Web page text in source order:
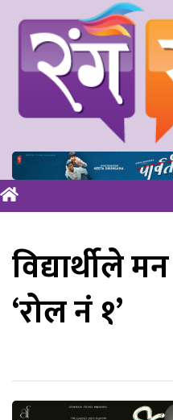
विद्यार्थीले
‘रोल नं १’